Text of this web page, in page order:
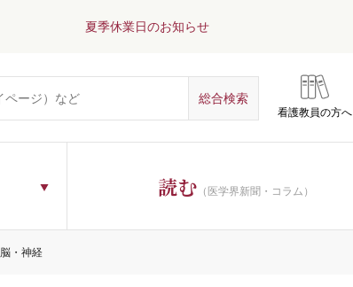
夏季休業日のお知らせ
看護教員の方へ
読む （医学界新聞・コラム）
脳・神経